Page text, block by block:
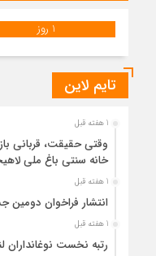
1 روز
تایم لاین
1 هفته قبل
وقتی حقیقت، قربانی
خانه سنتی باغ ملی
1 هفته قبل
انتشار فراخوان دومین
1 هفته قبل
رتبه نخست نوغانداران